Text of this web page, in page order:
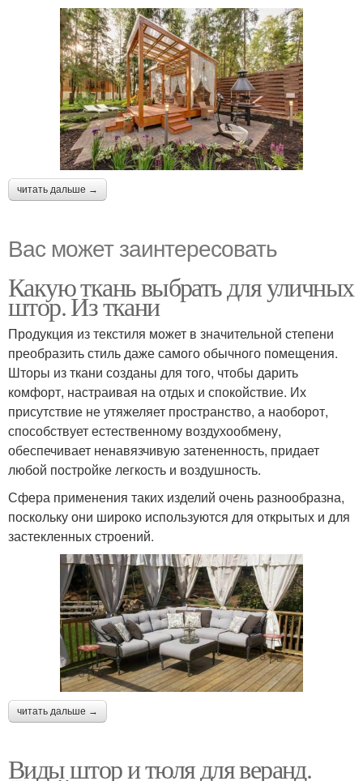
читать дальше →
Вас может заинтересовать
Какую ткань выбрать для уличных
штор. Из ткани
Продукция из текстиля может в значительной степени
преобразить стиль даже самого обычного помещения.
Шторы из ткани созданы для того, чтобы дарить
комфорт, настраивая на отдых и спокойствие. Их
присутствие не утяжеляет пространство, а наоборот,
способствует естественному воздухообмену,
обеспечивает ненавязчивую затененность, придает
любой постройке легкость и воздушность.
Сфера применения таких изделий очень разнообразна,
поскольку они широко используются для открытых и для
застекленных строений.
читать дальше →
Виды штор и тюля для веранд.